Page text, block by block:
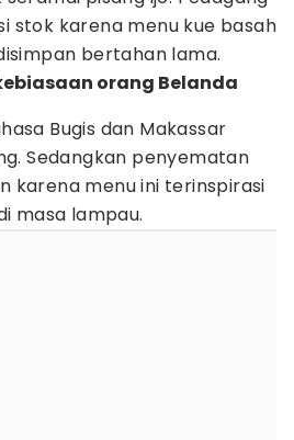
stok karena menu kue basah
bertahan lama.
orang Belanda
Bugis dan Makassar
Sedangkan penyematan
karena menu ini terinspirasi
masa lampau.